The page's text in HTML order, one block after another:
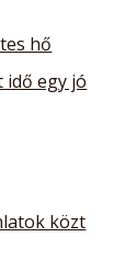
hő
egy jó
közt